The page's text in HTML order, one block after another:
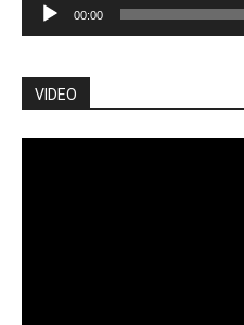
00:00
VIDEO